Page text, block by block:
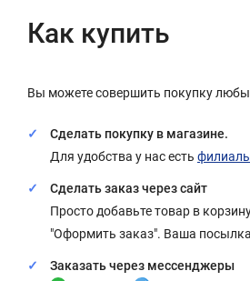
Как купить
Вы можете совершить покупку
Сделать покупку в магазине.
Для удобства у нас есть
Сделать заказ через сайт
Просто добавьте товар в
"Оформить заказ". Ваша
Заказать через мессенджеры